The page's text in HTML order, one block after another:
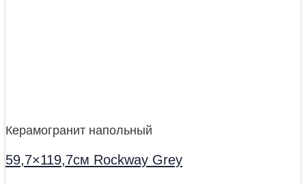
Керамогранит напольный
59,7×119,7см Rockway Grey